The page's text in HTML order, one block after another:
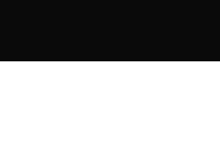
Consent Selection |